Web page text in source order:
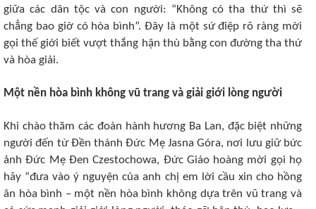
giữa các dân tộc và con người: “Không có tha thứ thì sẽ
chẳng bao giờ có hòa bình”. Đây là một sứ điệp rõ ràng mời
gọi thế giới biết vượt thắng hận thù bằng con đường tha thứ
và hòa giải.
Một nền hòa bình không vũ trang và giải giới lòng người
Khi chào thăm các đoàn hành hương Ba Lan, đặc biệt những
người đến từ Đền thánh Đức Mẹ Jasna Góra, nơi lưu giữ bức
ảnh Đức Mẹ Đen Czestochowa, Đức Giáo hoàng mời gọi họ
hãy “đưa vào ý nguyện của anh chị em lời cầu xin cho hồng
ân hòa bình – một nền hòa bình không dựa trên vũ trang và